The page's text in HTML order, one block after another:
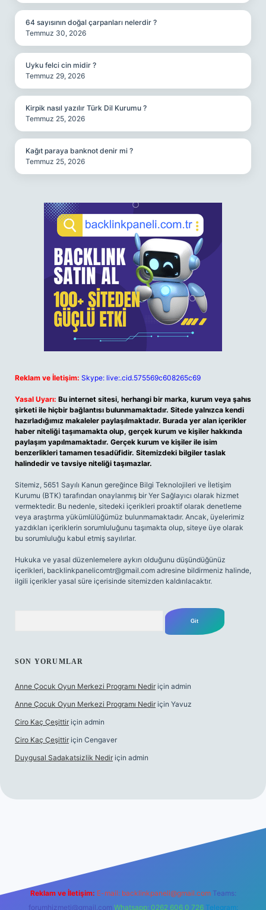
64 sayısının doğal çarpanları nelerdir ?
Temmuz 30, 2026
Uyku felci cin midir ?
Temmuz 29, 2026
Kirpik nasıl yazılır Türk Dil Kurumu ?
Temmuz 25, 2026
Kağıt paraya banknot denir mi ?
Temmuz 25, 2026
Reklam ve İletişim: Skype: live:.cid.575569c608265c69
Yasal Uyarı: Bu internet sitesi, herhangi bir marka, kurum veya şahıs
şirketi ile hiçbir bağlantısı bulunmamaktadır. Sitede yalnızca kendi
hazırladığımız makaleler paylaşılmaktadır. Burada yer alan içerikler
haber niteliği taşımamakta olup, gerçek kurum ve kişiler hakkında
paylaşım yapılmamaktadır. Gerçek kurum ve kişiler ile isim
benzerlikleri tamamen tesadüfidir. Sitemizdeki bilgiler taslak
halindedir ve tavsiye niteliği taşımazlar.
Sitemiz, 5651 Sayılı Kanun gereğince Bilgi Teknolojileri ve İletişim
Kurumu (BTK) tarafından onaylanmış bir Yer Sağlayıcı olarak hizmet
vermektedir. Bu nedenle, sitedeki içerikleri proaktif olarak denetleme
veya araştırma yükümlülüğümüz bulunmamaktadır. Ancak, üyelerimiz
yazdıkları içeriklerin sorumluluğunu taşımakta olup, siteye üye olarak
bu sorumluluğu kabul etmiş sayılırlar.
Hukuka ve yasal düzenlemelere aykırı olduğunu düşündüğünüz
içerikleri, backlinkpanelicomtr@gmail.com adresine bildirmeniz halinde,
ilgili içerikler yasal süre içerisinde sitemizden kaldırılacaktır.
SON YORUMLAR
Anne Çocuk Oyun Merkezi Programı Nedir için admin
Anne Çocuk Oyun Merkezi Programı Nedir için Yavuz
Ciro Kaç Çeşittir için admin
Ciro Kaç Çeşittir için Cengaver
Duygusal Sadakatsizlik Nedir için admin
elexbetgiris.org
Reklam ve İletişim: E-mail: backlinkpaneli@gmail.com Teams:
forumhizmeti@gmail.com Whatsapp: 0262 606 0 726 Telegram: